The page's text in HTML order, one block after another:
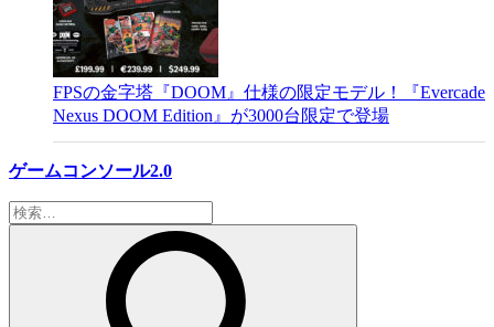
FPSの金字塔『DOOM』仕様の限定モデル！『Evercade
Nexus DOOM Edition』が3000台限定で登場
ゲームコンソール2.0
検
索: